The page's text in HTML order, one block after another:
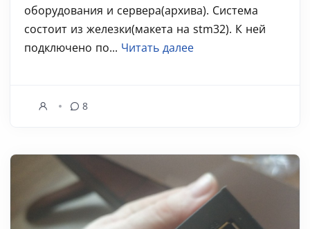
оборудования и сервера(архива). Система
состоит из железки(макета на stm32). К ней
подключено по... Читать далее
8